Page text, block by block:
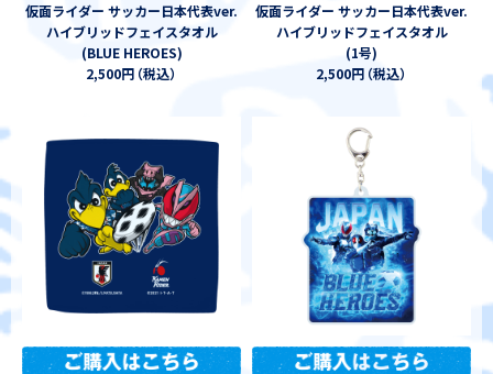
仮面ライダー サッカー日本代表ver.
ハイブリッドフェイスタオル
(BLUE HEROES)
2,500円（税込）
仮面ライダー サッカー日本代表ver.
ハイブリッドフェイスタオル
(1号)
2,500円（税込）